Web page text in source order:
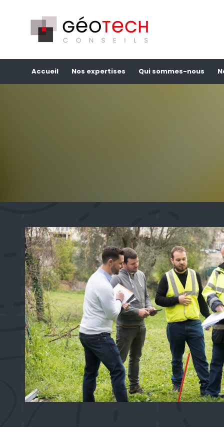
Accueil Nos expertises Qui sommes-nous